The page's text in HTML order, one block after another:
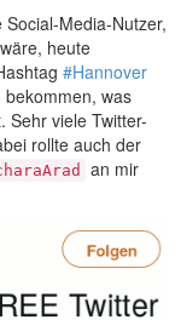
Media-Nutzer,
heute
#Hannover
was
Sehr viele Twitter-
rollte auch der
an mir